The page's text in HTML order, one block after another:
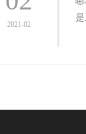
2021-02